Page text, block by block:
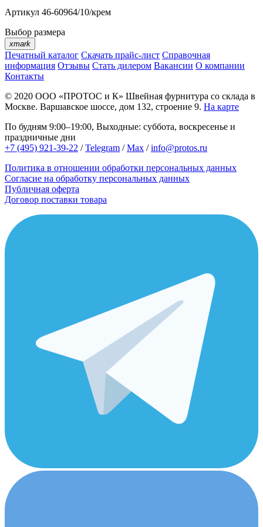
Артикул 46-60964/10/крем
Выбор размера
xmark
Печатный каталог Скачать прайс-лист Справочная
информация Отзывы Стать дилером Вакансии О компании
Контакты
© 2020 ООО «ПРОТОС и К» Швейная фурнитура со склада в
Москве. Варшавское шоссе, дом 132, строение 9. На карте
По будням 9:00–19:00, Выходные: суббота, воскресенье и
праздничные дни
+7 (495) 921-39-22 /Telegram /Max /info@protos.ru
Политика в отношении обработки персональных данных
Согласие на обработку персональных данных
Публичная оферта
Договор поставки товара